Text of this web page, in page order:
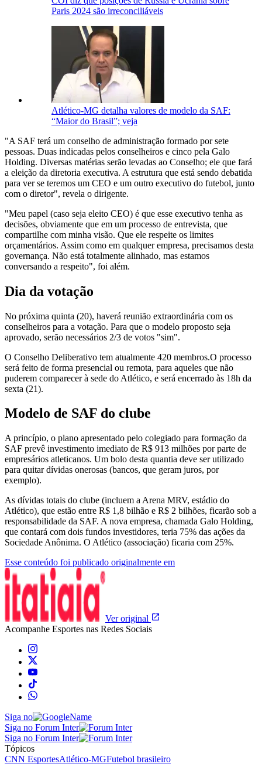
Paris 2024 são irreconciliáveis
Atlético-MG detalha valores de modelo da SAF:
“Maior do Brasil”; veja
"A SAF terá um conselho de administração formado por sete
pessoas. Duas indicadas pelos conselheiros e cinco pela Galo
Holding. Diversas matérias serão levadas ao Conselho; ele que fará
a eleição da diretoria executiva. A estrutura que está sendo debatida
para ver se teremos um CEO e um outro executivo do futebol, junto
com o diretor", revela o dirigente.
"Meu papel (caso seja eleito CEO) é que esse executivo tenha as
decisões, obviamente que em um processo de entrevista, que
compartilhe com minha visão. Que ele respeite os limites
orçamentários. Assim como em qualquer empresa, precisamos desta
governança. Não está totalmente alinhado, mas estamos
conversando a respeito", foi além.
Dia da votação
No próxima quinta (20), haverá reunião extraordinária com os
conselheiros para a votação. Para que o modelo proposto seja
aprovado, serão necessários 2/3 de votos "sim".
O Conselho Deliberativo tem atualmente 420 membros.O processo
será feito de forma presencial ou remota, para aqueles que não
puderem comparecer à sede do Atlético, e será encerrado às 18h da
sexta (21).
Modelo de SAF do clube
A princípio, o plano apresentado pelo colegiado para formação da
SAF prevê investimento imediato de R$ 913 milhões por parte de
empresários atleticanos. Um bolo desta quantia deve ser utilizado
para quitar dívidas onerosas (bancos, que geram juros, por
exemplo).
As dívidas totais do clube (incluem a Arena MRV, estádio do
Atlético), que estão entre R$ 1,8 bilhão e R$ 2 bilhões, ficarão sob a
responsabilidade da SAF. A nova empresa, chamada Galo Holding,
que contará com dois fundos investidores, teria 75% das ações da
Sociedade Anônima. O Atlético (associação) ficaria com 25%.
Esse conteúdo foi publicado originalmente em
Ver original
Acompanhe Esportes nas Redes Sociais
Siga no
Siga no Forum Inter
Siga no Forum Inter
Tópicos
CNN EsportesAtlético-MGFutebol brasileiro